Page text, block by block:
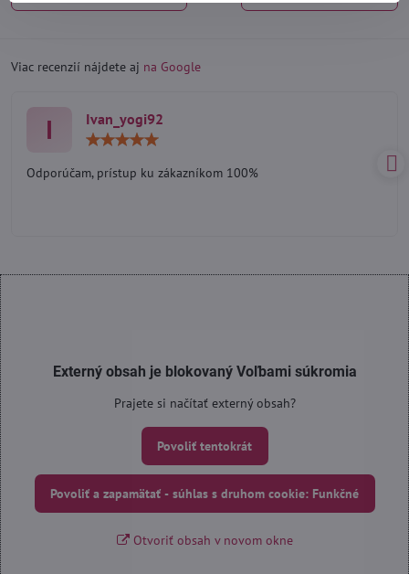
Viac recenzií nájdete aj na Google
I Ivan_yogi92
5
Odporúčam, prístup ku zákazníkom 100%
Externý obsah je blokovaný Voľbami súkromia
Prajete si načítať externý obsah?
Povoliť tentokrát
Povoliť a zapamätať - súhlas s druhom cookie: Funkčné
Otvoriť obsah v novom okne